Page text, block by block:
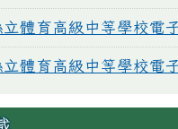
立體育高級中等學校電
立體育高級中等學校電